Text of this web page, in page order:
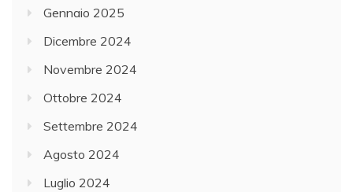
Gennaio 2025
Dicembre 2024
Novembre 2024
Ottobre 2024
Settembre 2024
Agosto 2024
Luglio 2024